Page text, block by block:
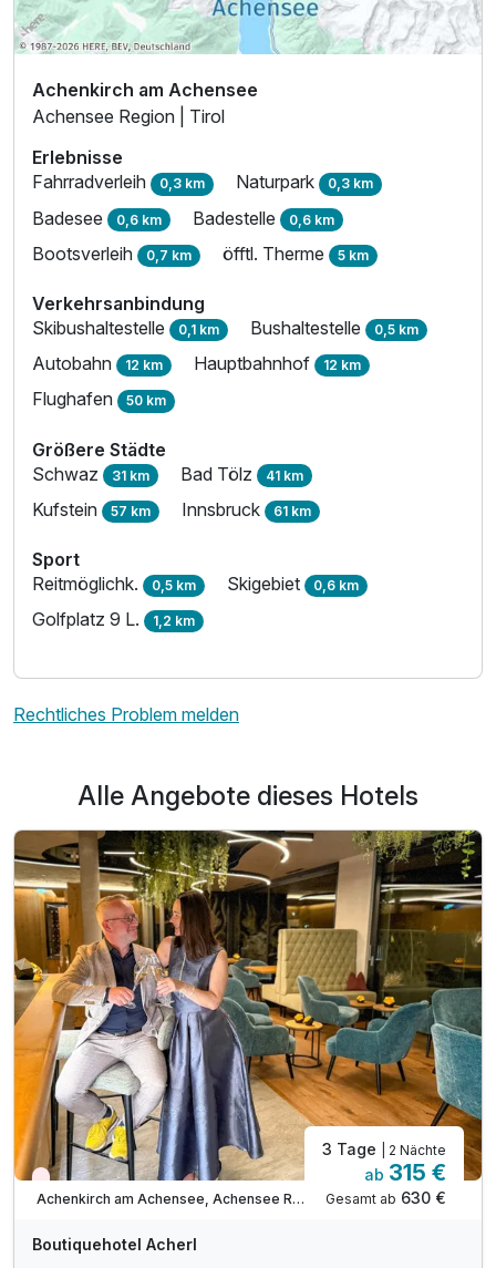
Ausstattung
Für 7 Tage p.P. ab1.104,00 €
Familienzimmer
2 Erwachsene und 3 Kinder
Achenkirch am Achensee
Achensee Region | Tirol
Erlebnisse
Fahrradverleih 0,3 km Naturpark 0,3 km
Badesee 0,6 km Badestelle 0,6 km
Bootsverleih 0,7 km öfftl. Therme 5 km
Verkehrsanbindung
Skibushaltestelle 0,1 km Bushaltestelle 0,5 km
Autobahn 12 km Hauptbahnhof 12 km
Flughafen 50 km
Größere Städte
Schwaz 31 km Bad Tölz 41 km
Kufstein 57 km Innsbruck 61 km
Sport
Reitmöglichk. 0,5 km Skigebiet 0,6 km
Golfplatz 9 L. 1,2 km
Rechtliches Problem melden
Alle Angebote dieses Hotels
Wieder frei ab September
Achenkirch am Achensee, Achensee Region
3 Tage | 2 Nächte
ab 315 €
Gesamt ab 630 €
Boutiquehotel Acherl